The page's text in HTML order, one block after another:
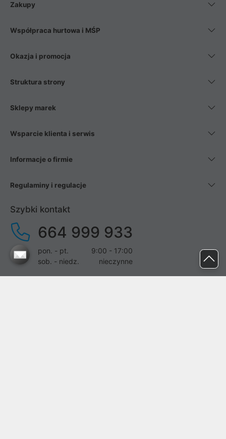
Zakupy
Współpraca hurtowa i MŚP
Okazja i promocja
Struktura strony
Sklepy marek
Wsparcie klienta i serwis
Informacje o firmie
Regulaminy i regulacje
Szybki kontakt
664 999 933
pon. - pt.
9:00 - 17:00
sob. - niedz.
nieczynne